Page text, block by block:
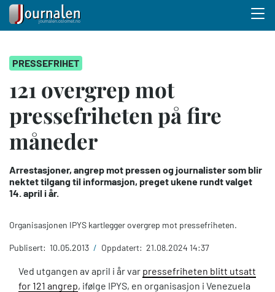
PRESSEFRIHET
121 overgrep mot
pressefriheten på fire
måneder
Arrestasjoner, angrep mot pressen og journalister som blir
nektet tilgang til informasjon, preget ukene rundt valget
14. april i år.
Organisasjonen IPYS kartlegger overgrep mot pressefriheten.
Publisert: 10.05.2013 / Oppdatert: 21.08.2024 14:37
Ved utgangen av april i år var pressefriheten blitt utsatt
for 121 angrep, ifølge IPYS, en organisasjon i Venezuela